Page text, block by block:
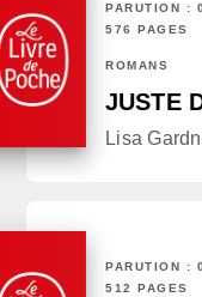
PARUTION :
576 PAGES
ROMANS
JUSTE
Lisa
PARUTION :
512 PAGES